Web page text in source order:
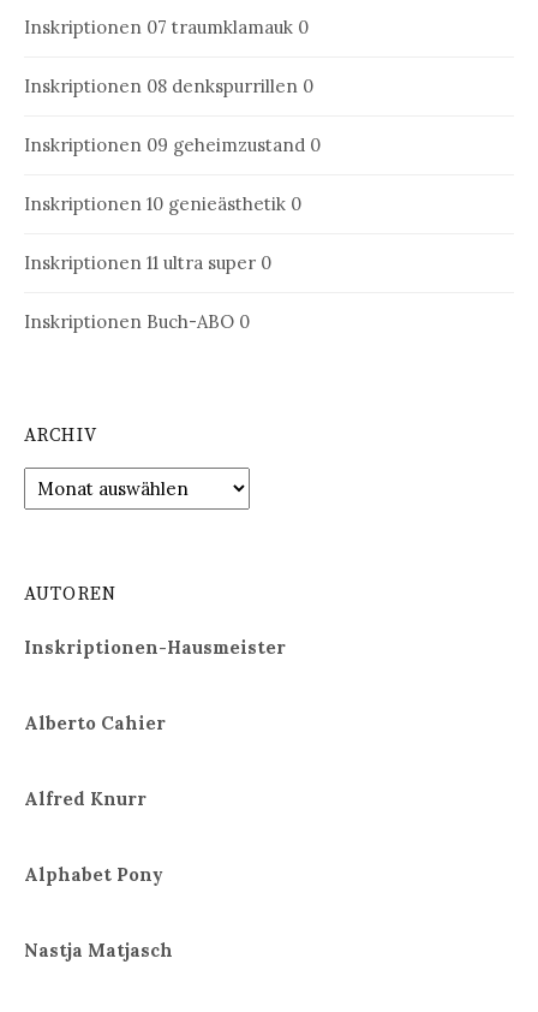
Inskriptionen 07 traumklamauk 0
Inskriptionen 08 denkspurrillen 0
Inskriptionen 09 geheimzustand 0
Inskriptionen 10 genieästhetik 0
Inskriptionen 11 ultra super 0
Inskriptionen Buch-ABO 0
ARCHIV
Archiv
AUTOREN
Inskriptionen-Hausmeister
Alberto Cahier
Alfred Knurr
Alphabet Pony
Nastja Matjasch